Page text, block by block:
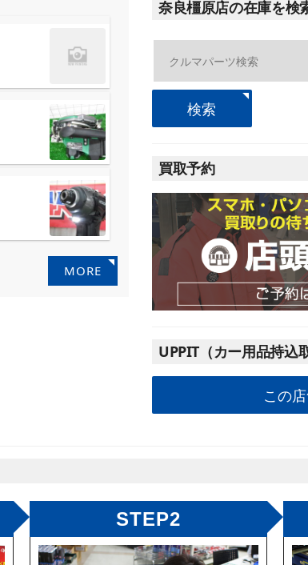
MORE
奈良橿原店の在庫を検
検索
買取予約
UPPIT（カー用品持込
この
STEP2